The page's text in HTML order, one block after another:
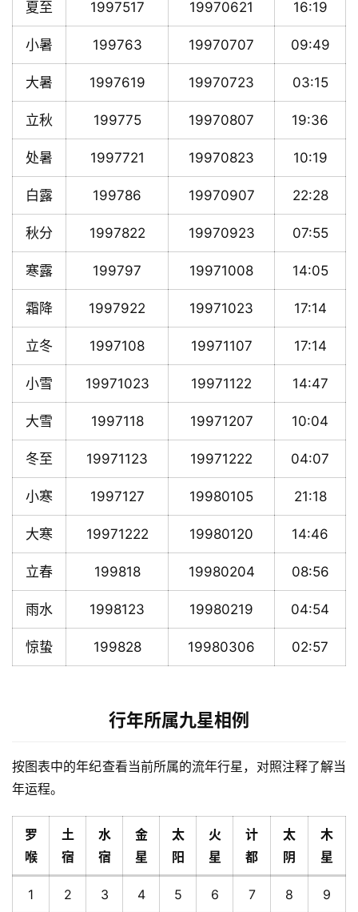
夏至 1997517 19970621 16:19
小暑 199763 19970707 09:49
大暑 1997619 19970723 03:15
立秋 199775 19970807 19:36
处暑 1997721 19970823 10:19
白露 199786 19970907 22:28
秋分 1997822 19970923 07:55
寒露 199797 19971008 14:05
霜降 1997922 19971023 17:14
立冬 1997108 19971107 17:14
小雪 19971023 19971122 14:47
大雪 1997118 19971207 10:04
冬至 19971123 19971222 04:07
小寒 1997127 19980105 21:18
大寒 19971222 19980120 14:46
立春 199818 19980204 08:56
雨水 1998123 19980219 04:54
惊蛰 199828 19980306 02:57
行年所属九星相例
按图表中的年纪查看当前所属的流年行星，对照注释了解当
年运程。
罗
喉
土
宿
水
宿
金
星
太
阳
火
星
计
都
太
阴
木
星
1 2 3 4 5 6 7 8 9